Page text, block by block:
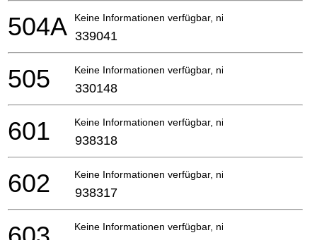
Keine Informationen verfügbar, nicht bestellbar
504A 339041
Keine Informationen verfügbar, nicht bestellbar
505 330148
Keine Informationen verfügbar, nicht bestellbar
601 938318
Keine Informationen verfügbar, nicht bestellbar
602 938317
Keine Informationen verfügbar, nicht bestellbar